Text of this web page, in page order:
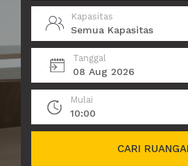
Kapasitas
Semua Kapasitas
Tanggal
08 Aug 2026
Mulai
10:00
CARI